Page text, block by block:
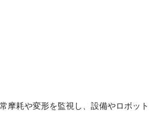
摩耗や変形を監視し、設備やロボット